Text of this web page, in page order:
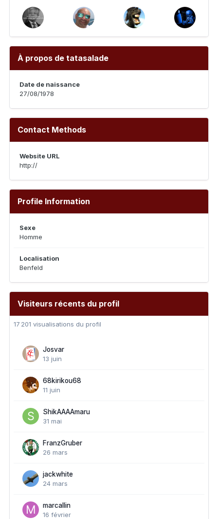
À propos de tatasalade
Date de naissance
27/08/1978
Contact Methods
Website URL
http://
Profile Information
Sexe
Homme
Localisation
Benfeld
Visiteurs récents du profil
17 201 visualisations du profil
Josvar
13 juin
68kirikou68
11 juin
ShikAAAAmaru
31 mai
FranzGruber
26 mars
jackwhite
24 mars
marcallin
16 février